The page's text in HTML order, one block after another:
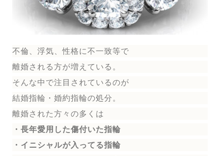
不倫、浮気、性格に不一致等で
離婚される方が増えている。
そんな中で注目されているのが
結婚指輪 ・婚約指輪の処分。
離婚された方々の多くは
・長年愛用した傷付いた指輪
・イニシャルが入ってる指輪